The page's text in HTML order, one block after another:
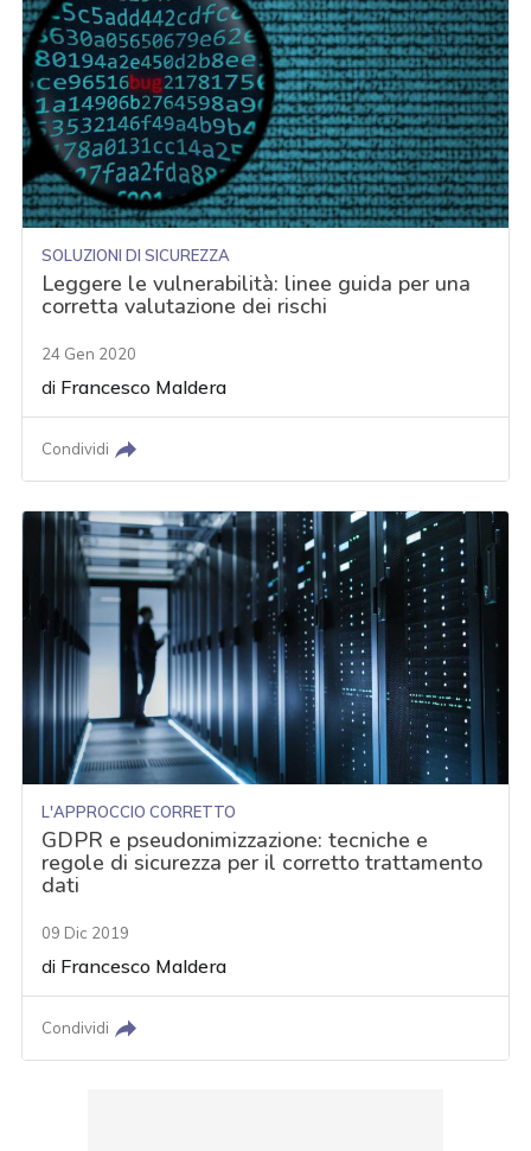
SOLUZIONI DI SICUREZZA
Leggere le vulnerabilità: linee guida per una
corretta valutazione dei rischi
24 Gen 2020
di Francesco Maldera
Condividi
L'APPROCCIO CORRETTO
GDPR e pseudonimizzazione: tecniche e
regole di sicurezza per il corretto trattamento
dati
09 Dic 2019
di Francesco Maldera
Condividi